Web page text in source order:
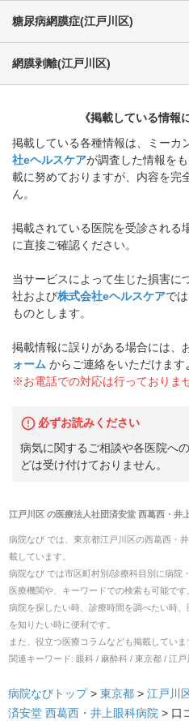
糖尿病網膜症(江戸川区)
網膜剥離(江戸川区)
《掲載している情報
掲載している各種情報は、ミーカ
社eヘルスケアが調査した情報を
載に努めておりますが、内容を完
ん。
掲載されている医院を受診される
に直接ご確認ください。
当サービスによって生じた損害に
社および株式会社eヘルスケアで
ものとします。
掲載情報に誤りがある場合には、
ォーム からご連絡をいただけます
※お電話での対応は行っておりま
必ずお読みください
病気に関するご相談や各医院へ
どは受け付けておりません。
江戸川区の医療法人社団済安堂 西葛西・井
病院なび では、 東京都江戸川区の西葛西・
載しています。
病院なび では市区町村別/診療科目別に病院
医療機関や、キーワードでの検索も可能です
病院を探したい時、診療時間を調べたい時
を知りたい時に便利です。
また、役立つ医療コラムなども掲載してい
関連キーワード: 眼科 / 麻酔科 / 東京都 / 江
病院なびトップ > 東京都 > 江戸川
済安堂 西葛西・井上眼科病院 > 口